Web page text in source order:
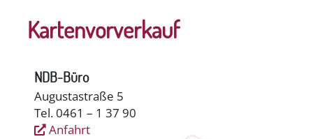
Kartenvorverkauf
NDB-Büro
Augustastraße 5
Tel. 0461 – 1 37 90
Anfahrt